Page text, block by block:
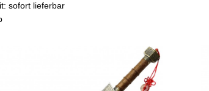
sofort lieferbar